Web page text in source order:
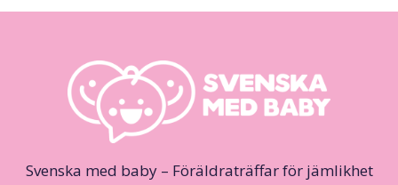
Svenska med baby – Föräldraträffar för jämlikhet